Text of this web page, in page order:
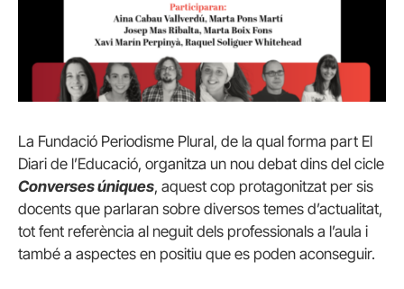
La Fundació Periodisme Plural, de la qual forma part El
Diari de l’Educació, organitza un nou debat dins del cicle
Converses úniques, aquest cop protagonitzat per sis
docents que parlaran sobre diversos temes d’actualitat,
tot fent referència al neguit dels professionals a l’aula i
també a aspectes en positiu que es poden aconseguir.